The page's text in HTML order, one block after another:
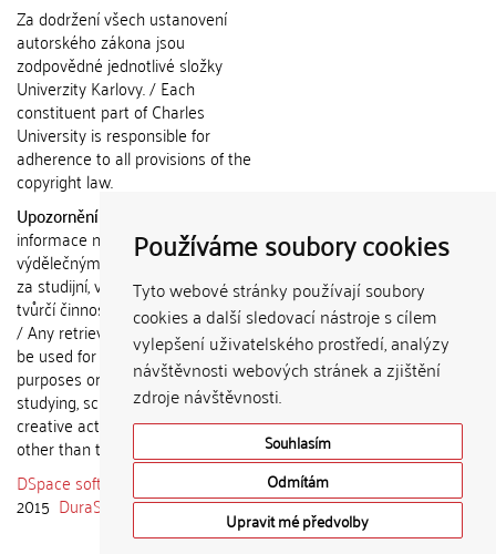
Používáme soubory cookies
Tyto webové stránky používají soubory
cookies a další sledovací nástroje s cílem
vylepšení uživatelského prostředí, analýzy
návštěvnosti webových stránek a zjištění
zdroje návštěvnosti.
Souhlasím
Odmítám
Upravit mé předvolby
Za dodržení všech ustanovení
autorského zákona jsou
zodpovědné jednotlivé složky
Univerzity Karlovy. / Each
constituent part of Charles
University is responsible for
adherence to all provisions of the
copyright law.
Upozornění / Notice:
informace nemohou být použity k
výdělečným účelům nebo vydávány
za studijní, vědeckou nebo jinou
tvůrčí činnost jiné osoby než autora.
/ Any retrieved information shall not
be used for any commercial
purposes or claimed as results of
studying, scientific or any other
creative activities of any person
other than the author.
DSpace software
copyright © 2002-
2015 DuraSpace